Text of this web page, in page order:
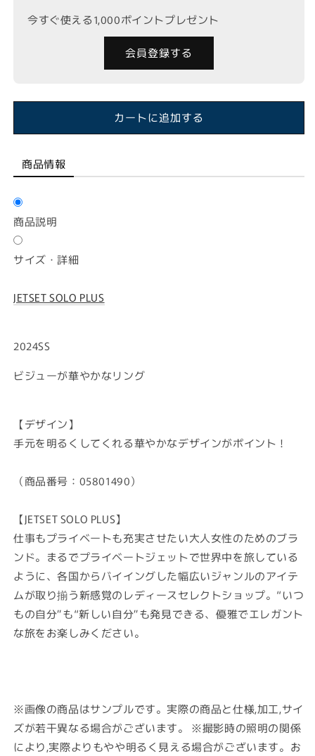
今すぐ使える1,000ポイントプレゼント
会員登録する
カートに追加する
商品情報
商品説明
サイズ・詳細
JETSET SOLO PLUS
2024SS
ビジューが華やかなリング
【デザイン】
手元を明るくしてくれる華やかなデザインがポイント！
（商品番号：05801490）
【JETSET SOLO PLUS】
仕事もプライベートも充実させたい大人女性のためのブラ
ンド。まるでプライベートジェットで世界中を旅している
ように、各国からバイイングした幅広いジャンルのアイテ
ムが取り揃う新感覚のレディースセレクトショップ。“いつ
もの自分”も“新しい自分”も発見できる、優雅でエレガント
な旅をお楽しみください。
※画像の商品はサンプルです。実際の商品と仕様,加工,サイ
ズが若干異なる場合がございます。 ※撮影時の照明の関係
により,実際よりもやや明るく見える場合がございます。お